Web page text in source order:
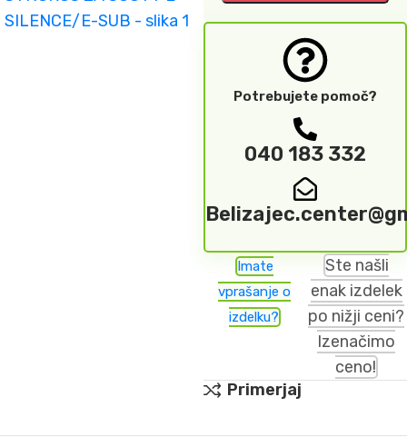
Potrebujete pomoč?
040 183 332
Imate
vprašanje o
izdelku?
Ste našli
enak izdelek
po nižji ceni?
Izenačimo
ceno!
Primerjaj